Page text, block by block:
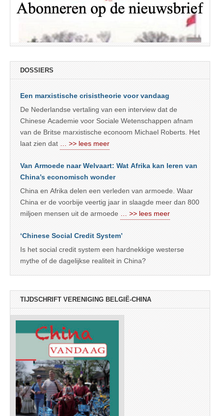
DOSSIERS
Een marxistische crisistheorie voor vandaag
De Nederlandse vertaling van een interview dat de
Chinese Academie voor Sociale Wetenschappen afnam
van de Britse marxistische econoom Michael Roberts. Het
laat zien dat
… >> lees meer
Van Armoede naar Welvaart: Wat Afrika kan leren van
China’s economisch wonder
China en Afrika delen een verleden van armoede. Waar
China er de voorbije veertig jaar in slaagde meer dan 800
miljoen mensen uit de armoede
… >> lees meer
‘Chinese Social Credit System’
Is het social credit system een hardnekkige westerse
mythe of de dagelijkse realiteit in China?
TIJDSCHRIFT VERENIGING BELGIË-CHINA